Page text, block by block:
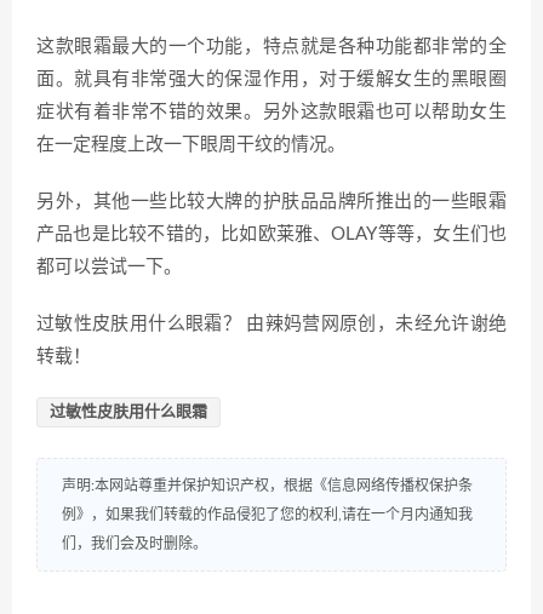
这款眼霜最大的一个功能，特点就是各种功能都非常的全
面。就具有非常强大的保湿作用，对于缓解女生的黑眼圈
症状有着非常不错的效果。另外这款眼霜也可以帮助女生
在一定程度上改一下眼周干纹的情况。
另外，其他一些比较大牌的护肤品品牌所推出的一些眼霜
产品也是比较不错的，比如欧莱雅、OLAY等等，女生们也
都可以尝试一下。
过敏性皮肤用什么眼霜？ 由辣妈营网原创，未经允许谢绝
转载！
过敏性皮肤用什么眼霜
声明:本网站尊重并保护知识产权，根据《信息网络传播权保护条
例》，如果我们转载的作品侵犯了您的权利,请在一个月内通知我
们，我们会及时删除。